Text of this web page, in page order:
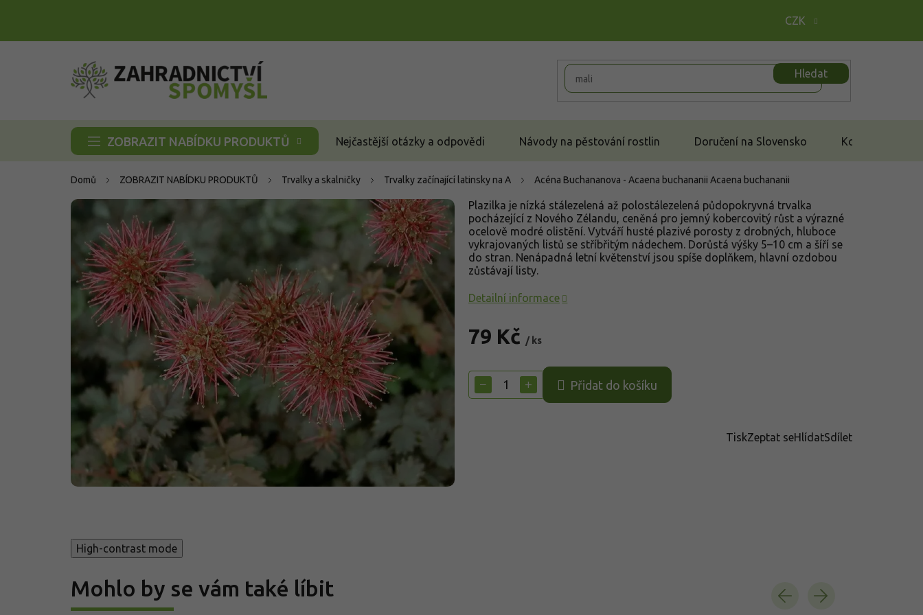
CZK
Hledat
ZOBRAZIT NABÍDKU PRODUKTŮ Nejčastější otázky a odpovědi Návody na pěstování rostlin Doručení na Slovensko Kontakt
Domů ZOBRAZIT NABÍDKU PRODUKTŮ Trvalky a skalničky Trvalky začínající latinsky na A Acéna Buchananova - Acaena buchananii Acaena buchananii
79 Kč / ks
cena:
+
− Přidat do košíku
Plazilka je nízká stálezelená až polostálezelená půdopokryvná trvalka
pocházející z Nového Zélandu, ceněná pro jemný kobercovitý růst a výrazné
ocelově modré olistění. Vytváří husté plazivé porosty z drobných, hluboce
vykrajovaných listů se stříbřitým nádechem. Dorůstá výšky 5–10 cm a šíří se
do stran. Nenápadná letní květenství jsou spíše doplňkem, hlavní ozdobou
zůstávají listy.
Detailní informace
TiskZeptat seHlídatSdílet
High-contrast mode
Mohlo by se vám také líbit